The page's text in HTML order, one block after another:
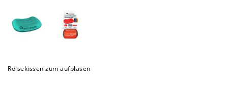
Reisekissen zum aufblasen